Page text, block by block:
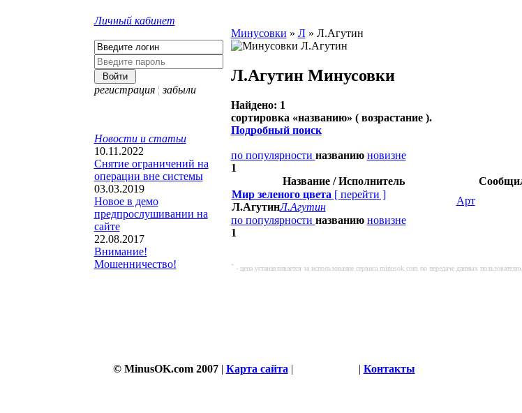
Личный кабинет
регистрация ¦ забыли
Новости и статьи
10.11.2022
Снятие ограничений на
операции вне системы
03.03.2019
Новое в демо
предпрослушивании на
сайте
22.08.2017
Внимание!
Мошенничество!
Минусовки » Л» Л.Агутин
Л.Агутин Минусовки
Найдено: 1
сортировка «названию» ( возрастание ).
Подробный поиск
по популярности названию новизне
1
Название / Исполнитель
Мир зеленого цвета [ перейти ]
Л.АгутинЛ.Агутин
Арт
по популярности названию новизне
1
* - цена устанавливается за использование сервиса minusok.com по передаче данных
© MinusOK.com 2007| Карта сайта | | Контакты